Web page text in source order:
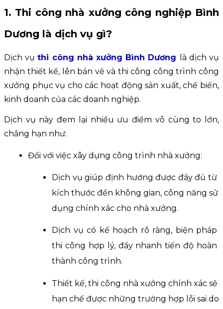
1. Thi công nhà xưởng công nghiệp Bình
Dương là dịch vụ gì?
Dịch vụ thi công nhà xưởng Bình Dương
là dịch vụ
nhận thiết kế, lên bản vẽ và thi công công trình công
xưởng phục vụ cho các hoạt động sản xuất, chế biến,
kinh doanh của các doanh nghiệp.
Dịch vụ này đem lại nhiều ưu điểm vô cùng to lớn,
chẳng hạn như:
Đối với việc xây dựng công trình nhà xưởng:
Dịch vụ giúp định hướng được đầy đủ từ
kích thước đến không gian, công năng sử
dụng chính xác cho nhà xưởng.
Dịch vụ có kế hoạch rõ ràng, biện pháp
thi công hợp lý, đẩy nhanh tiến độ hoàn
thành công trình.
Thiết kế, thi công nhà xưởng chính xác sẽ
hạn chế được những trường hợp lỗi sai do